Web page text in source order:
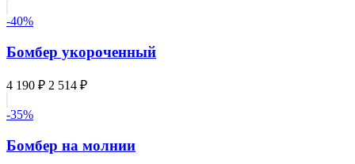
-40%
Бомбер укороченный
4 190 ₽ 2 514 ₽
-35%
Бомбер на молнии